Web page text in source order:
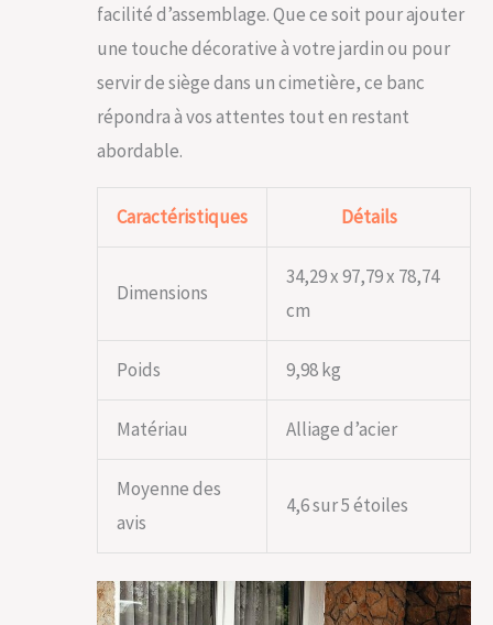
facilité d’assemblage. Que ce soit pour ajouter
une touche décorative à votre jardin ou pour
servir de siège dans un cimetière, ce banc
répondra à vos attentes tout en restant
abordable.
Caractéristiques Détails
Dimensions
34,29 x 97,79 x 78,74
cm
Poids 9,98 kg
Matériau Alliage d’acier
Moyenne des
avis
4,6 sur 5 étoiles